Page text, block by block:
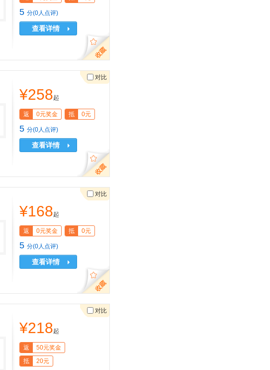
5 分(0人点评)
查看详情
¥258起
返 0元奖金 抵 0元
5 分(0人点评)
查看详情
对比
¥168起
返 0元奖金 抵 0元
5 分(0人点评)
查看详情
对比
¥218起
返
50元奖金
抵
20元
对比